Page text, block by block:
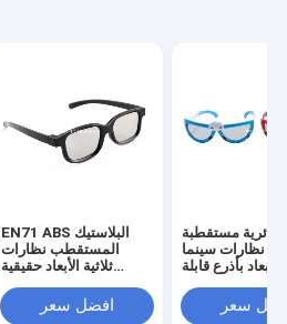
EN71 ABS البلاستيك
المستقطب نظارات
ثلاثية الأبعاد حقيقية
افضل سعر
مستقطبة
نظارات سينما
الأبعاد بأذرع قابلة
سعر